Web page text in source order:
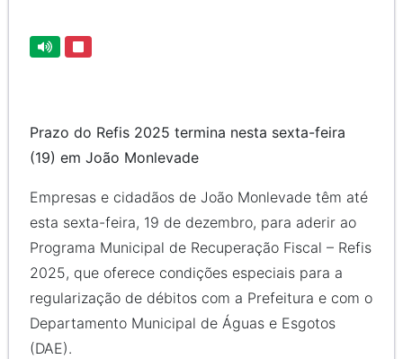
Prazo do Refis 2025 termina nesta sexta-feira
(19) em João Monlevade
Empresas e cidadãos de João Monlevade têm até
esta sexta-feira, 19 de dezembro, para aderir ao
Programa Municipal de Recuperação Fiscal – Refis
2025, que oferece condições especiais para a
regularização de débitos com a Prefeitura e com o
Departamento Municipal de Águas e Esgotos
(DAE).